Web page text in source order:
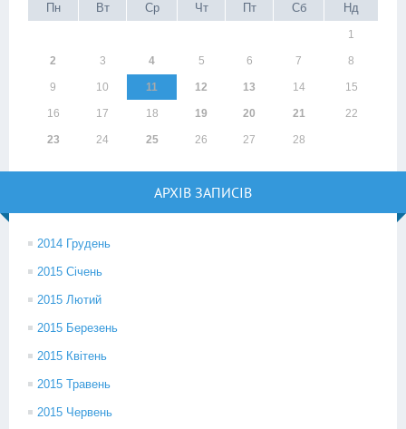
Пн
Вт Ср Чт Пт Сб Нд
1
2 3 4 5 6 7 8
9 10 11 12 13 14 15
16 17 18 19 20 21 22
23 24 25 26 27 28
АРХІВ ЗАПИСІВ
2014 Грудень
2015 Січень
2015 Лютий
2015 Березень
2015 Квітень
2015 Травень
2015 Червень